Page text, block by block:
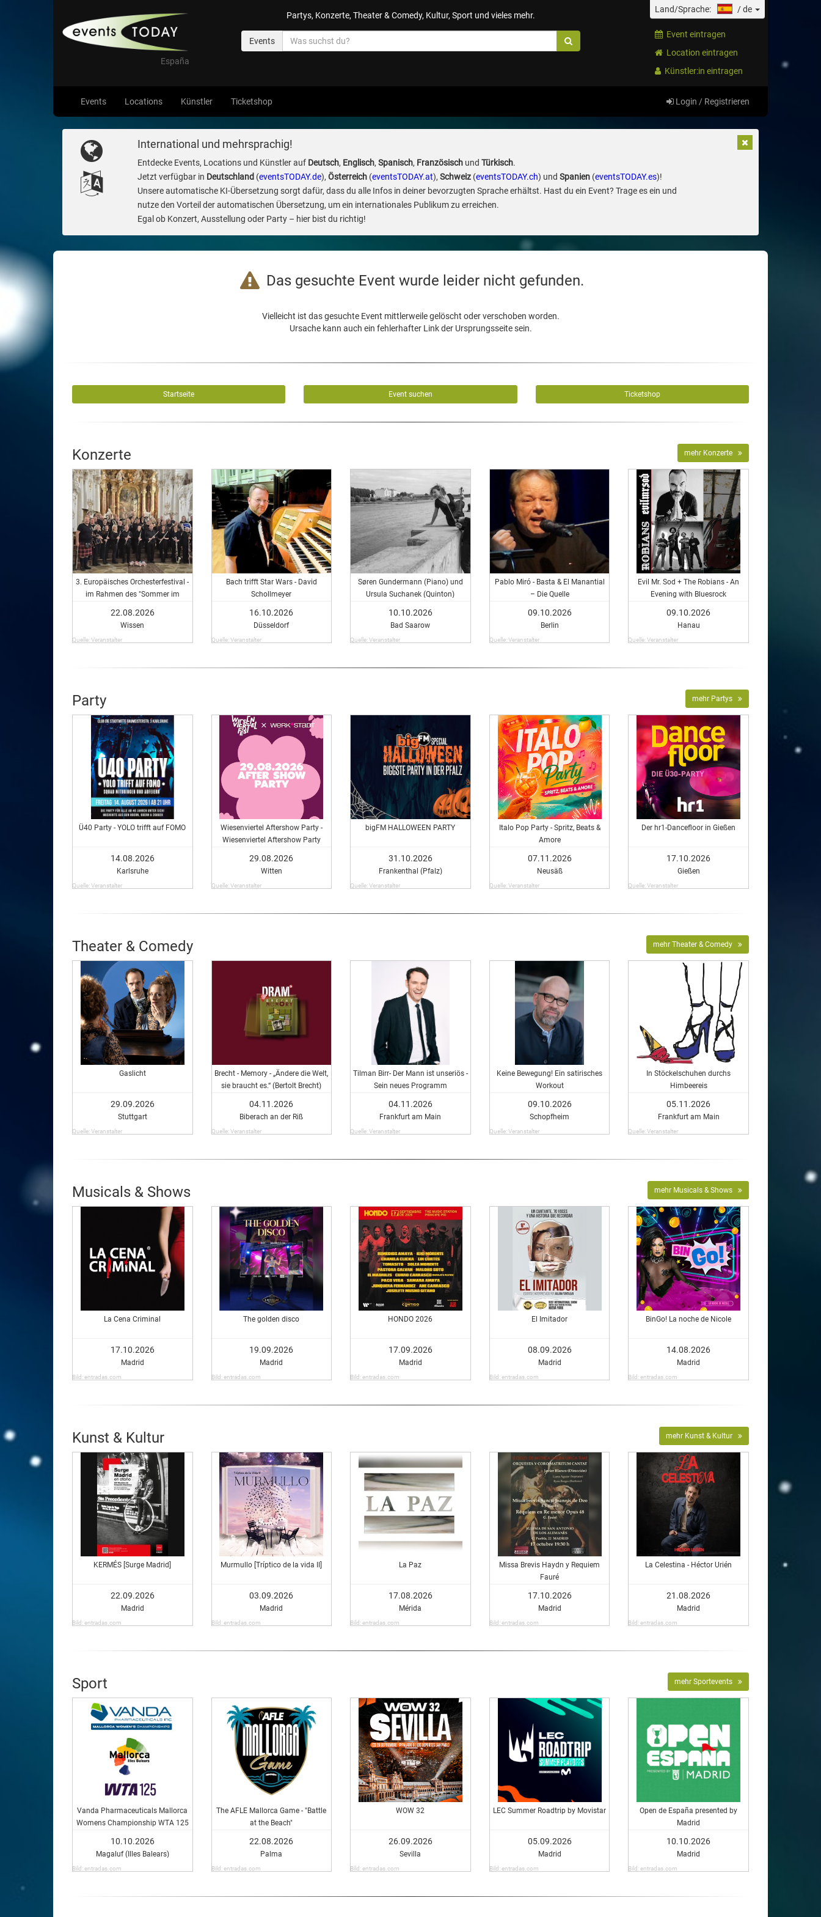
España
Partys, Konzerte, Theater & Comedy, Kultur, Sport und vieles mehr.
Events
Land/Sprache: /de
Event eintragen
Location eintragen
Künstler:in eintragen
Events Locations Künstler Ticketshop Login / Registrieren
International und mehrsprachig!
Entdecke Events, Locations und Künstler auf Deutsch, Englisch, Spanisch, Französischund Türkisch.
Jetzt verfügbar in Deutschland (eventsTODAY.de), Österreich(eventsTODAY.at), Schweiz(eventsTODAY.ch) und Spanien(eventsTODAY.es)!
Unsere automatische KI-Übersetzung sorgt dafür, dass du alle Infos in deiner bevorzugten Sprache erhältst. Hast du ein Event? Trage es ein und
nutze den Vorteil der automatischen Übersetzung, um ein internationales Publikum zu erreichen.
Egal ob Konzert, Ausstellung oder Party – hier bist du richtig!
Das gesuchte Event wurde leider nicht gefunden.
Vielleicht ist das gesuchte Event mittlerweile gelöscht oder verschoben worden.
Ursache kann auch ein fehlerhafter Link der Ursprungsseite sein.
Startseite Event suchen Ticketshop
Konzerte mehr Konzerte
3. Europäisches Orchesterfestival -
im Rahmen des "Sommer im
22.08.2026
Wissen
Quelle: Veranstalter
Bach trifft Star Wars - David
Schollmeyer
16.10.2026
Düsseldorf
Quelle: Veranstalter
Søren Gundermann (Piano) und
Ursula Suchanek (Quinton)
10.10.2026
Bad Saarow
Quelle: Veranstalter
Pablo Miró - Basta & El Manantial
– Die Quelle
09.10.2026
Berlin
Quelle: Veranstalter
Evil Mr. Sod + The Robians - An
Evening with Bluesrock
09.10.2026
Hanau
Quelle: Veranstalter
Party mehr Partys
Ü40 Party - YOLO trifft auf FOMO
14.08.2026
Karlsruhe
Quelle: Veranstalter
Wiesenviertel Aftershow Party -
Wiesenviertel Aftershow Party
29.08.2026
Witten
Quelle: Veranstalter
bigFM HALLOWEEN PARTY
31.10.2026
Frankenthal (Pfalz)
Quelle: Veranstalter
Italo Pop Party - Spritz, Beats &
Amore
07.11.2026
Neusäß
Quelle: Veranstalter
Der hr1-Dancefloor in Gießen
17.10.2026
Gießen
Quelle: Veranstalter
Theater & Comedy mehr Theater & Comedy
Gaslicht
29.09.2026
Stuttgart
Quelle: Veranstalter
Brecht - Memory - „Ändere die Welt,
sie braucht es.“ (Bertolt Brecht)
04.11.2026
Biberach an der Riß
Quelle: Veranstalter
Tilman Birr- Der Mann ist unseriös -
Sein neues Programm
04.11.2026
Frankfurt am Main
Quelle: Veranstalter
Keine Bewegung! Ein satirisches
Workout
09.10.2026
Schopfheim
Quelle: Veranstalter
In Stöckelschuhen durchs
Himbeereis
05.11.2026
Frankfurt am Main
Quelle: Veranstalter
Musicals & Shows mehr Musicals & Shows
La Cena Criminal
17.10.2026
Madrid
Bild: entradas.com
The golden disco
19.09.2026
Madrid
Bild: entradas.com
HONDO 2026
17.09.2026
Madrid
Bild: entradas.com
El Imitador
08.09.2026
Madrid
Bild: entradas.com
BinGo! La noche de Nicole
14.08.2026
Madrid
Bild: entradas.com
Kunst & Kultur mehr Kunst & Kultur
KERMÉS [Surge Madrid]
22.09.2026
Madrid
Bild: entradas.com
Murmullo [Tríptico de la vida II]
03.09.2026
Madrid
Bild: entradas.com
La Paz
17.08.2026
Mérida
Bild: entradas.com
Missa Brevis Haydn y Requiem
Fauré
17.10.2026
Madrid
Bild: entradas.com
La Celestina - Héctor Urién
21.08.2026
Madrid
Bild: entradas.com
Sport mehr Sportevents
Vanda Pharmaceuticals Mallorca
Womens Championship WTA 125
10.10.2026
Magaluf (Illes Balears)
Bild: entradas.com
The AFLE Mallorca Game - "Battle
at the Beach"
22.08.2026
Palma
Bild: entradas.com
WOW 32
26.09.2026
Sevilla
Bild: entradas.com
LEC Summer Roadtrip by Movistar
05.09.2026
Madrid
Bild: entradas.com
Open de España presented by
Madrid
10.10.2026
Madrid
Bild: entradas.com